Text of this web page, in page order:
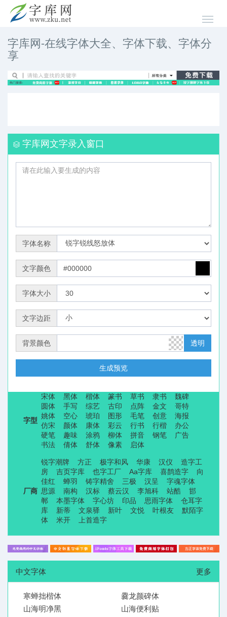
字库网-在线字体大全、字体下载、字体分
享
字库网文字录入窗口
字体名称
文字颜色
字体大小
文字边距
背景颜色 透明
生成预览
字型
宋体 黑体 楷体 篆书 草书 隶书
魏碑
圆体
手写 综艺 古印 点阵 金文
哥特
姚体
空心 琥珀 图形 毛笔 创意
海报
仿宋
颜体 康体 彩云 行书 行楷
办公
硬笔
趣味 涂鸦 柳体 拼音 钢笔
广告
书法
倩体 舒体 像素 启体
厂商
锐字潮牌 方正 极字和风 华康 汉仪
造字工
房
吉页字库 也字工厂 Aa字库 喜鹊造字
向
佳红
蝉羽 铸字精舍 三极 汉呈
字魂字体
思源
南构 汉标 蔡云汉 李旭科 站酷
邯
郸
本墨字体 字心坊 印品 思雨字体
仓耳字
库
新蒂 文泉驿 新叶 文悦 叶根友
默陌字
体
米开 上首造字
中文字体 更多
寒蝉拙楷体
爨龙颜碑体
山海明净黑
山海便利贴